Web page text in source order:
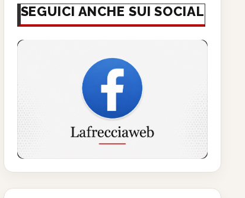
SEGUICI ANCHE SUI SOCIAL